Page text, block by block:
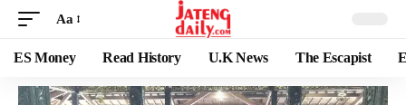
Aa
ES Money Read History U.K News The Escapist